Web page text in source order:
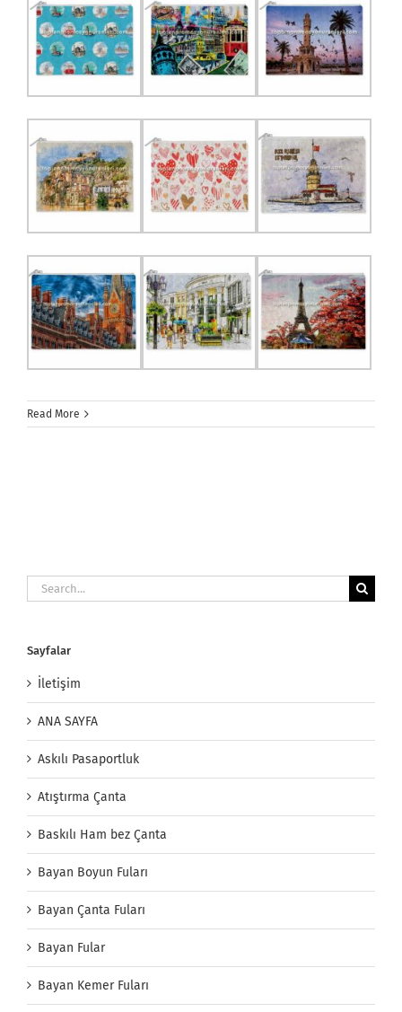
Read More
Search
for:
Sayfalar
İletişim
ANA SAYFA
Askılı Pasaportluk
Atıştırma Çanta
Baskılı Ham bez Çanta
Bayan Boyun Fuları
Bayan Çanta Fuları
Bayan Fular
Bayan Kemer Fuları